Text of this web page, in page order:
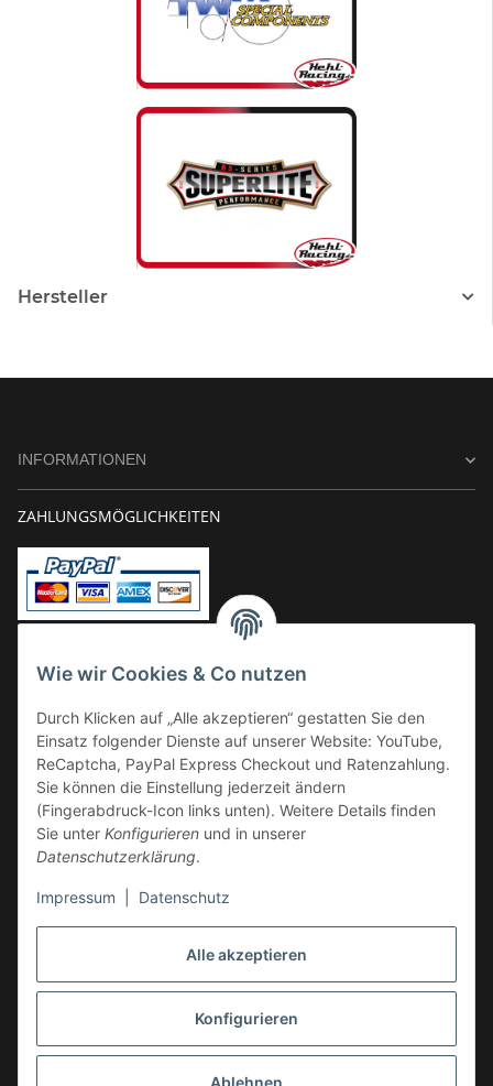
Alle akzeptieren
Konfigurieren
Wie wir Cookies & Co nutzen
Durch Klicken auf „Alle akzeptieren“ gestatten Sie den
Einsatz folgender Dienste auf unserer Website: YouTube,
ReCaptcha, PayPal Express Checkout und Ratenzahlung.
Sie können die Einstellung jederzeit ändern
(Fingerabdruck-Icon links unten). Weitere Details finden
Sie unter Konfigurieren und in unserer
Datenschutzerklärung.
Impressum Datenschutz
Hersteller
INFORMATIONEN
ZAHLUNGSMÖGLICHKEITEN
Kauf auf Rechnung
VERSAND
Vertrag widerrufen